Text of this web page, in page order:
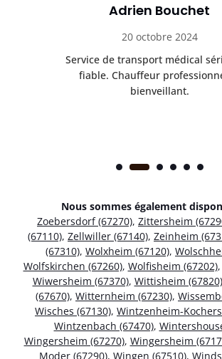
Adrien Bouchet
20 octobre 2024
Service de transport médical
fiable. Chauffeur
bienveillant.
Nous sommes également
Zoebersdorf (67270), Zittersheim
(67110), Zellwiller (67140), Zeinheim
(67310), Wolxheim (67120),
Wolfskirchen (67260), Wolfisheim (67202),
Wiwersheim (67370), Wittisheim (67820)
(67670), Witternheim (67230),
Wisches (67130), Wintzenheim-
Wintzenbach (67470),
Wingersheim (67270), Wingersheim
Moder (67290), Wingen (67510),